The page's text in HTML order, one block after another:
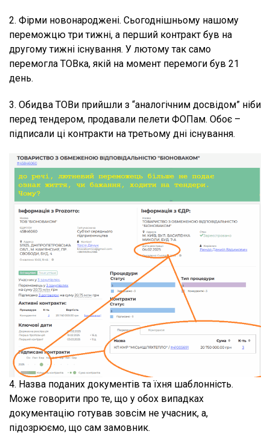
2. Фірми новонароджені. Сьогоднішньому нашому
переможцю три тижні, а перший контракт був на
другому тижні існування. У лютому так само
перемогла ТОВка, якій на момент перемоги був 21
день.
3. Обидва ТОВи прийшли з “аналогічним досвідом” ніби
перед тендером, продавали пелети ФОПам. Обоє –
підписали ці контракти на третьому дні існування.
4. Назва поданих документів та їхня шаблонність.
Може говорити про те, що у обох випадках
документацію готував зовсім не учасник, а,
підозрюємо, що сам замовник.